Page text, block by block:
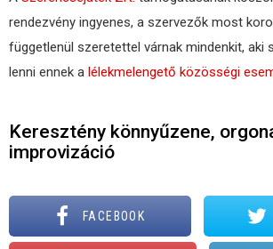
rendezvény ingyenes, a szervezők most
függetlenül szeretettel várnak mindenkit, aki
lenni ennek a lélekmelengető közösségi
Keresztény könnyűzene,
improvizáció
FACEBOOK